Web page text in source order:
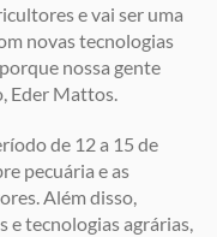
e vai ser uma
novas tecnologias
nossa gente
Eder Mattos.
de 12 a 15 de
pecuária e as
Além disso,
e tecnologias agrárias,